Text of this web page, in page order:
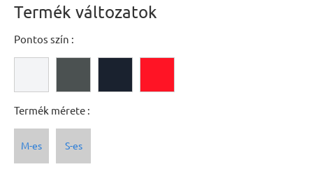
Termék változatok
Pontos szín :
Termék mérete :
M-es S-es